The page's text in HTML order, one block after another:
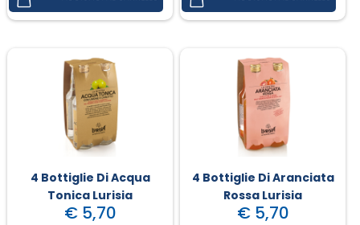
4 Bottiglie Di Acqua
Tonica Lurisia
€ 5,70
4 Bottiglie Di Aranciata
Rossa Lurisia
€ 5,70